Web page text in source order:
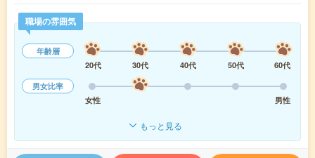
職場の雰囲気
年齢層
20代
30代 40代 50代
60代
男女比率
女性
男性
もっと見る